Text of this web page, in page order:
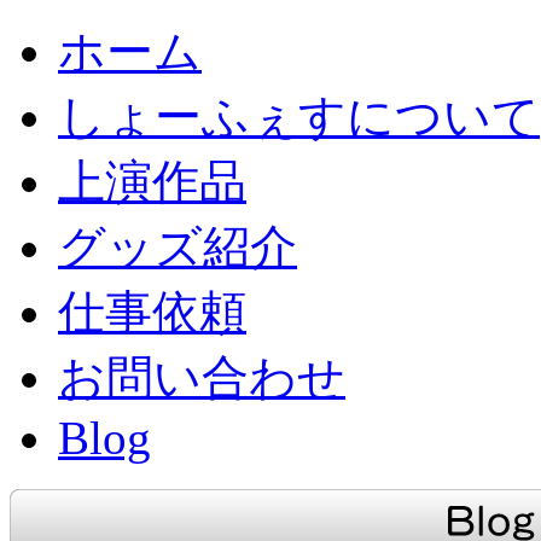
ホーム
しょーふぇすについて
上演作品
グッズ紹介
仕事依頼
お問い合わせ
Blog